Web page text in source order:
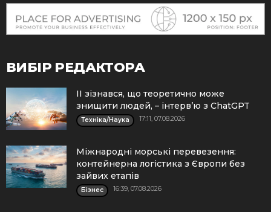
ВИБІР РЕДАКТОРА
ІІ зізнався, що теоретично може
знищити людей, – інтерв’ю з ChatGPT
Техніка/Наука 17:11, 07.08.2026
Міжнародні морські перевезення:
контейнерна логістика з Європи без
зайвих етапів
Бізнес 16:39, 07.08.2026